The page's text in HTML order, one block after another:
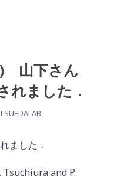
) 山下さん
れました．
ました．
Tsuchiura and P.